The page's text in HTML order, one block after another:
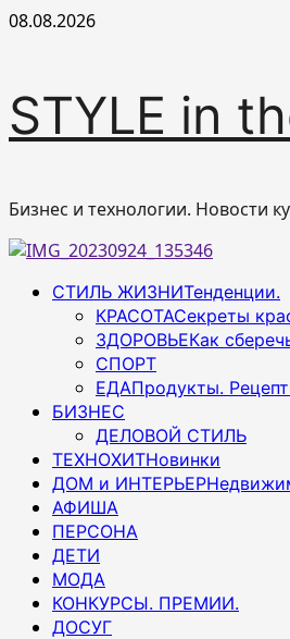
Перейти
08.08.2026
STYLE in
Бизнес и технологии. Новости
Основное
СТИЛЬ ЖИЗНИТенденции.
КРАСОТАСекреты
ЗДОРОВЬЕКак
СПОРТ
ЕДАПродукты.
БИЗНЕС
ДЕЛОВОЙ СТИЛЬ
ТЕХНОХИТНовинки
ДОМ и ИНТЕРЬЕР
АФИША
ПЕРСОНА
ДЕТИ
МОДА
КОНКУРСЫ. ПРЕМИИ.
ДОСУГ